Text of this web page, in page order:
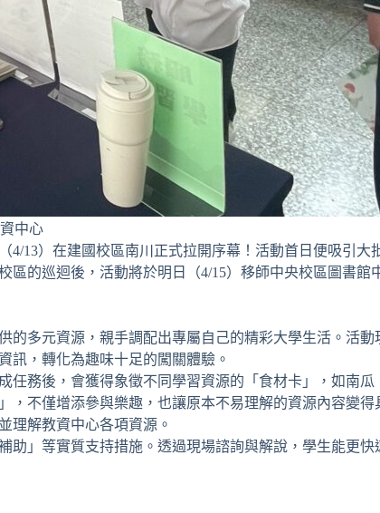
中心
13）在建國校區南川正式拉開序幕！活動首日便吸引
的巡迴後，活動將於明日（4/15）移師中央校區圖書
多元資源，親手調配出專屬自己的精彩大學生活。活
訊，轉化為趣味十足的闖關體驗。
務後，會獲得象徵不同學習資源的「食材卡」，如南
不僅增添參與樂趣，也讓原本不易理解的資源內容變
理解教資中心各項資源。
」等實質支持措施。透過現場諮詢與解說，學生能更